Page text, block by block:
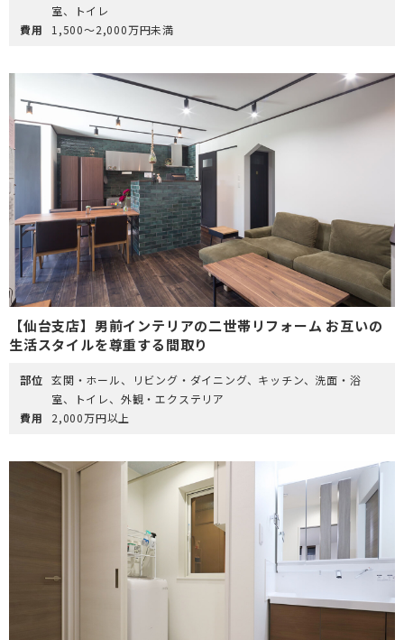
室、トイレ
費用
1,500～2,000万円未満
【仙台支店】男前インテリアの二世帯リフォーム お互いの
生活スタイルを尊重する間取り
部位 玄関・ホール、リビング・ダイニング、キッチン、洗面・浴
室、トイレ、外観・エクステリア
費用
2,000万円以上